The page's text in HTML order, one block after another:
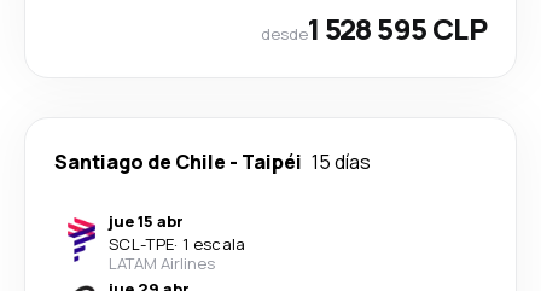
desde1 528 595 CLP
Santiago de Chile - Taipéi 15 días
jue 15 abr
SCL-TPE· 1 escala
LATAM Airlines